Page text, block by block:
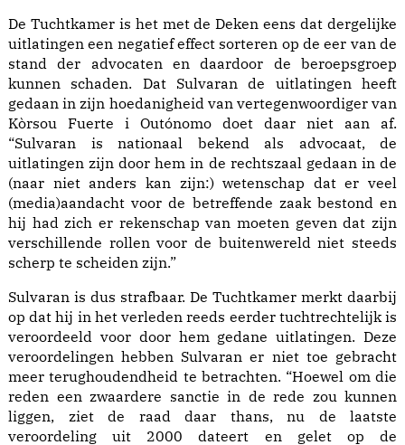
De Tuchtkamer is het met de Deken eens dat dergelijke
uitlatingen een negatief effect sorteren op de eer van de
stand der advocaten en daardoor de beroepsgroep
kunnen schaden. Dat Sulvaran de uitlatingen heeft
gedaan in zijn hoedanigheid van vertegenwoordiger van
Kòrsou Fuerte i Outónomo doet daar niet aan af.
“Sulvaran is nationaal bekend als advocaat, de
uitlatingen zijn door hem in de rechtszaal gedaan in de
(naar niet anders kan zijn:) wetenschap dat er veel
(media)aandacht voor de betreffende zaak bestond en
hij had zich er rekenschap van moeten geven dat zijn
verschillende rollen voor de buitenwereld niet steeds
scherp te scheiden zijn.”
Sulvaran is dus strafbaar. De Tuchtkamer merkt daarbij
op dat hij in het verleden reeds eerder tuchtrechtelijk is
veroordeeld voor door hem gedane uitlatingen. Deze
veroordelingen hebben Sulvaran er niet toe gebracht
meer terughoudendheid te betrachten. “Hoewel om die
reden een zwaardere sanctie in de rede zou kunnen
liggen, ziet de raad daar thans, nu de laatste
veroordeling uit 2000 dateert en gelet op de